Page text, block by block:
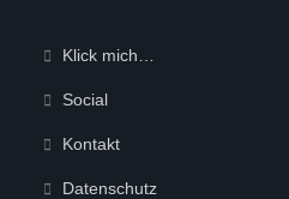
Klick mich…
Social
Kontakt
Datenschutz